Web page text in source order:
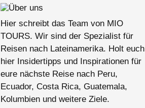
Hier schreibt das Team von MIO
TOURS. Wir sind der Spezialist für
Reisen nach Lateinamerika. Holt euch
hier Insidertipps und Inspirationen für
eure nächste Reise nach Peru,
Ecuador, Costa Rica, Guatemala,
Kolumbien und weitere Ziele.